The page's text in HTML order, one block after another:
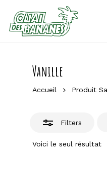
main
content
Vanille
Accueil Produit
Filters
Voici le seul résultat